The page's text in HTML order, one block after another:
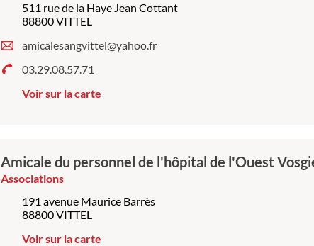
511 rue de la Haye Jean Cottant
88800 VITTEL
amicalesangvittel@yahoo.fr
03.29.08.57.71
Voir sur la carte
Amicale du personnel de l'hôpital de l'Ouest
Associations
191 avenue Maurice Barrès
88800 VITTEL
Voir sur la carte